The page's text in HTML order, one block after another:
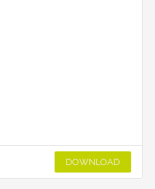
DOWNLOAD